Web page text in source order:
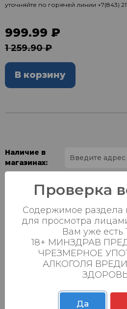
уточняйте по горячей линии +7(843)
999.99 ₽
1 259.90 ₽
В корзину
Наличие в
магазинах:
Ваш город:
Батыршина 20Б
Пн-Вс
23:00
Магистральная 22д
Пн-Вс
23:00
Осиновская 2В,
Пн-Вс
23:00
Пн-Вс
Проверка
Содержимое раздела
для просмотра
Вам уже есть
18+ МИНЗДРАВ
ЧРЕЗМЕРНОЕ
АЛКОГОЛЯ
Да